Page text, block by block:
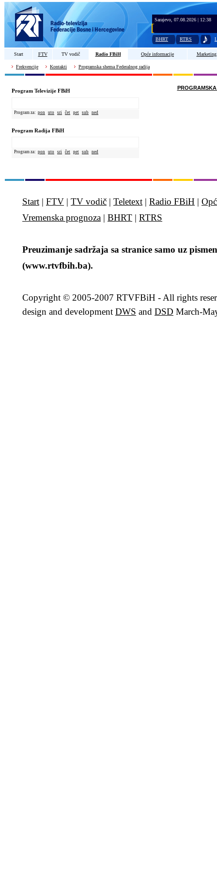
Sarajevo, 07.08.2026 | 12:38
BHRT RTRS
Start FTV TV vodič Radio FBiH Opće informacije Marketing
Frekvencije Kontakti Programska shema Federalnog radija
Program Televizije FBiH
Program za: pon uto sri čet pet sub ned
Program Radija FBiH
Program za: pon uto sri čet pet sub ned
Start | FTV | TV vodič | Teletext | Radio FBiH |
Vremenska prognoza | BHRT | RTRS
Preuzimanje sadržaja sa stranice samo uz
(www.rtvfbih.ba).
Copyright © 2005-2007 RTVFBiH - All rights
design and development DWS and DSD March-